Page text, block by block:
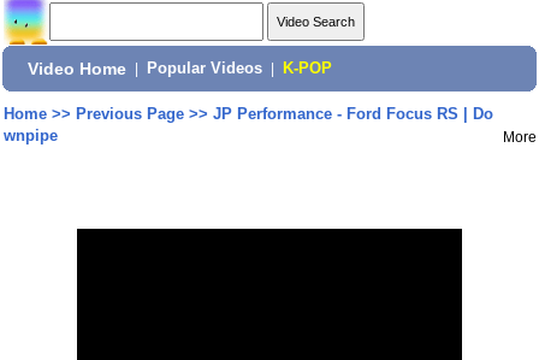
Video Home Popular Videos K-POP
Home>> Previous Page>> JP Performance - Ford Focus RS | Do
wnpipe
More